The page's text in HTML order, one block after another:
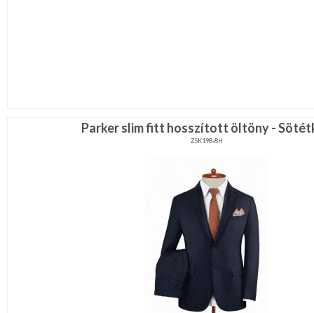
Parker slim fitt hosszított öltöny -
ZSK198-8H